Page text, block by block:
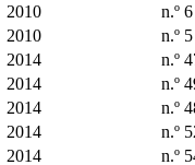
2010 n.º 6
2010 n.º 5
2014 n.º
2014 n.º
2014 n.º
2014 n.º
2014 n.º